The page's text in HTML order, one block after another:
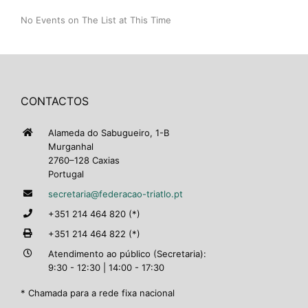
No Events on The List at This Time
CONTACTOS
Alameda do Sabugueiro, 1-B
Murganhal
2760–128 Caxias
Portugal
secretaria@federacao-triatlo.pt
+351 214 464 820 (*)
+351 214 464 822 (*)
Atendimento ao público (Secretaria):
9:30 - 12:30 | 14:00 - 17:30
* Chamada para a rede fixa nacional